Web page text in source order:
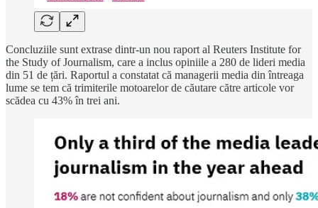
Concluziile sunt extrase dintr-un nou raport al Reuters Institute for
the Study of Journalism, care a inclus opiniile a 280 de lideri media
din 51 de țări. Raportul a constatat că managerii media din întreaga
lume se tem că trimiterile motoarelor de căutare către articole vor
scădea cu 43% în trei ani.